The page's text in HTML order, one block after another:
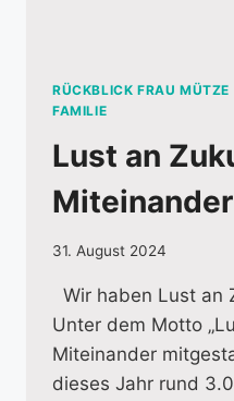
RÜCKBLICK FRAU MÜTZE
FAMILIE
Lust an
31. August 2024
Wir haben Lust an
Unter dem Motto
Miteinander
dieses Jahr rund